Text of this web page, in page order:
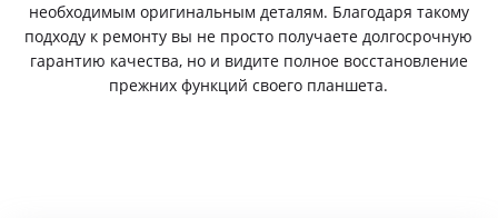
необходимым оригинальным деталям. Благодаря такому
подходу к ремонту вы не просто получаете долгосрочную
гарантию качества, но и видите полное восстановление
прежних функций своего планшета.